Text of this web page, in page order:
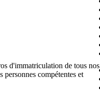
d'immatriculation de tous nos
personnes compétentes et